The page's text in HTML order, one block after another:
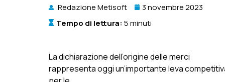
Redazione Metisoft
3 novembre 2023
Tempo di lettura: 5 minuti
La dichiarazione dell’origine delle merci
rappresenta oggi un’importante leva